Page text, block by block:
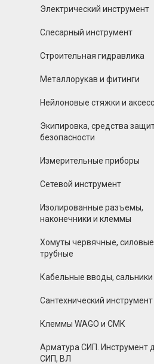
Электрический инструмент
Слесарный инструмент
Строительная гидравлика
Металлорукав и фитинги
Нейлоновые стяжки и
Экипировка, средства
безопасности
Измерительные приборы
Сетевой инструмент
Изолированные разъемы,
наконечники и клеммы
Хомуты червячные,
трубные
Кабельные вводы, сальники
Сантехнический инструмент
Клеммы WAGO и СМК
Арматура СИП. Инструмент
СИП, ВЛ